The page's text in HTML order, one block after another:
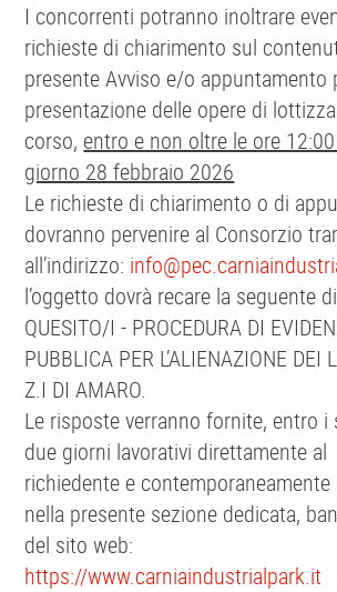
I concorrenti potranno inoltrare
richieste di chiarimento sul
presente Avviso e/o appuntamento
presentazione delle opere di
corso, entro e non oltre le ore
giorno 28 febbraio 2026
Le richieste di chiarimento o di
dovranno pervenire al Consorzio
all’indirizzo:
l’oggetto dovrà recare la seguente
QUESITO/I - PROCEDURA DI
PUBBLICA PER L’ALIENAZIONE DEI
Z.I DI AMARO.
Le risposte verranno fornite, entro i
due giorni lavorativi direttamente al
richiedente e
nella presente sezione dedicata,
del sito web:
https://www.carniaindustrialpark.it